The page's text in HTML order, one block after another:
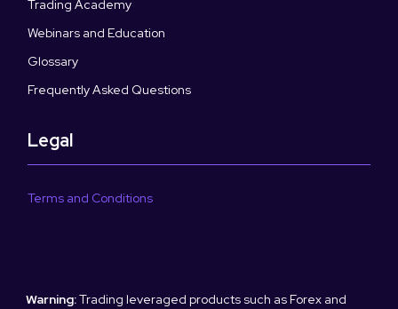
Trading Academy
Webinars and Education
Glossary
Frequently Asked Questions
Legal
Terms and Conditions
Warning:Trading leveraged products such as Forex and